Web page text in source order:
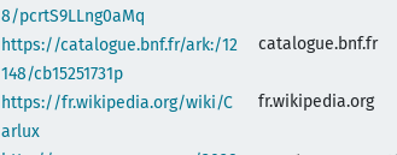
8/pcrtS9LLng0aMq
https://catalogue.bnf.fr/ark:/12
148/cb15251731p
catalogue.bnf.fr
https://fr.wikipedia.org/wiki/C
arlux
fr.wikipedia.org